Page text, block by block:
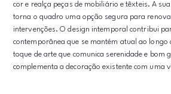
cor e realça peças de mobiliário e têxteis. A
torna o quadro uma opção segura para
intervenções. O design intemporal contribui
contemporânea que se mantém atual ao longo
toque de arte que comunica serenidade e bom
complementa a decoração existente com uma